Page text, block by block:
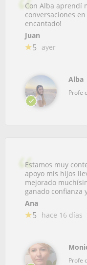
Con Alba aprendí
conversaciones
encantado!
Juan
5 ayer
Alba
Profe
Estamos muy
apoyo mis hijos
mejorado
ganado confianza
Ana
5 hace 16 días
Profe